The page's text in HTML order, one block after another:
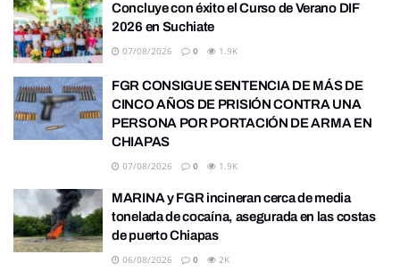
Concluye con éxito el Curso de Verano DIF
2026 en Suchiate
07/08/2026 0 1.9K
FGR CONSIGUE SENTENCIA DE MÁS DE
CINCO AÑOS DE PRISIÓN CONTRA UNA
PERSONA POR PORTACIÓN DE ARMA EN
CHIAPAS
07/08/2026 0 1.9K
MARINA y FGR incineran cerca de media
tonelada de cocaína, asegurada en las costas
de puerto Chiapas
06/08/2026 0 2K